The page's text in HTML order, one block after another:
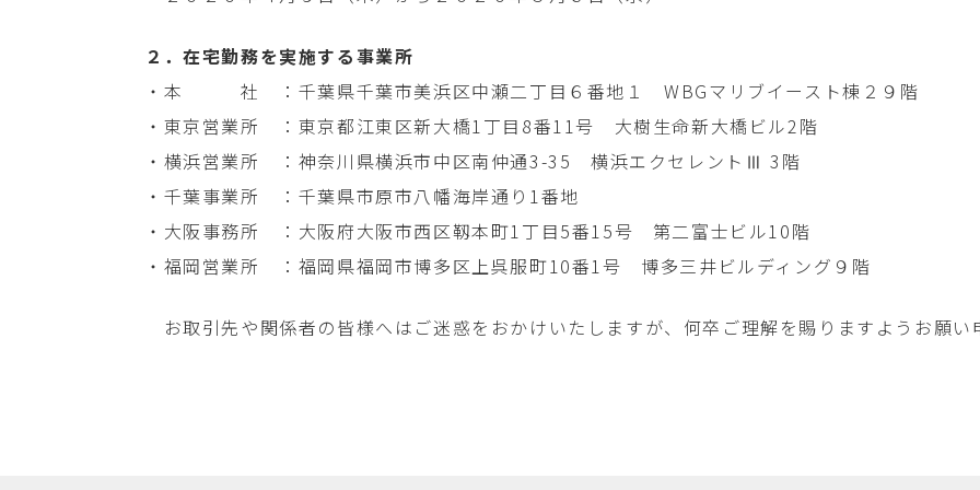
２．在宅勤務を実施する事業所
・本 社 ：千葉県千葉市美浜区中瀬二丁目６番地１ WBGマリブイースト棟２９階
・東京営業所 ：東京都江東区新大橋1丁目8番11号 大樹生命新大橋ビル2階
・横浜営業所 ：神奈川県横浜市中区南仲通3-35 横浜エクセレントⅢ 3階
・千葉事業所 ：千葉県市原市八幡海岸通り1番地
・大阪事務所 ：大阪府大阪市西区靱本町1丁目5番15号 第二富士ビル10階
・福岡営業所 ：福岡県福岡市博多区上呉服町10番1号 博多三井ビルディング９階
お取引先や関係者の皆様へはご迷惑をおかけいたしますが、何卒ご理解を賜りますようお願い